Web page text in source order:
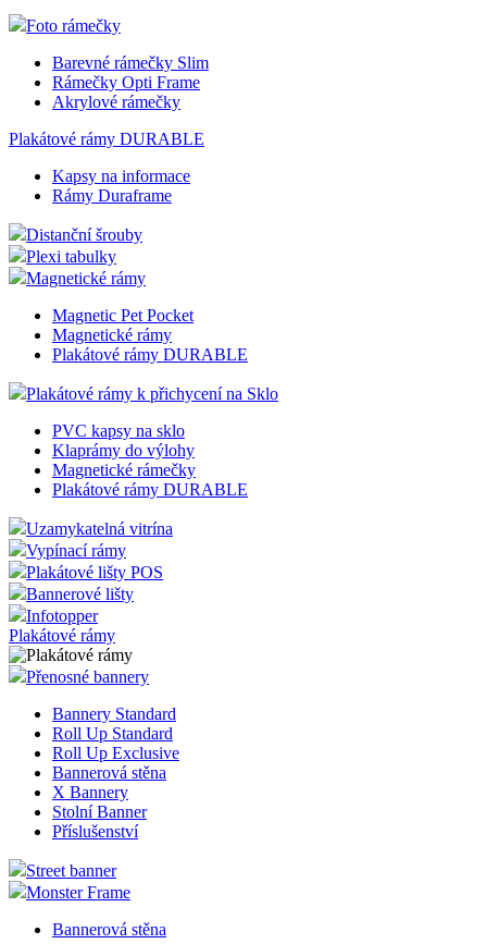
Foto rámečky
Barevné rámečky Slim
Rámečky Opti Frame
Akrylové rámečky
Plakátové rámy DURABLE
Kapsy na informace
Rámy Duraframe
Distanční šrouby
Plexi tabulky
Magnetické rámy
Magnetic Pet Pocket
Magnetické rámy
Plakátové rámy DURABLE
Plakátové rámy k přichycení na Sklo
PVC kapsy na sklo
Klaprámy do výlohy
Magnetické rámečky
Plakátové rámy DURABLE
Uzamykatelná vitrína
Vypínací rámy
Plakátové lišty POS
Bannerové lišty
Infotopper
Plakátové rámy
Přenosné bannery
Bannery Standard
Roll Up Standard
Roll Up Exclusive
Bannerová stěna
X Bannery
Stolní Banner
Příslušenství
Street banner
Monster Frame
Bannerová stěna